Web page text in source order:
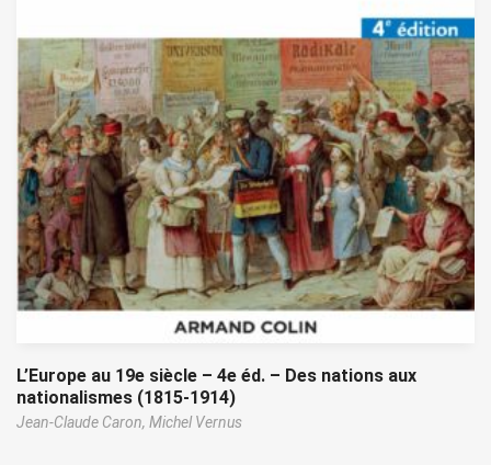
L’Europe au 19e siècle – 4e éd. – Des nations aux
nationalismes (1815-1914)
Jean-Claude Caron, Michel Vernus